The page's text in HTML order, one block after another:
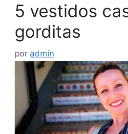
5 vestidos
gorditas
por admin